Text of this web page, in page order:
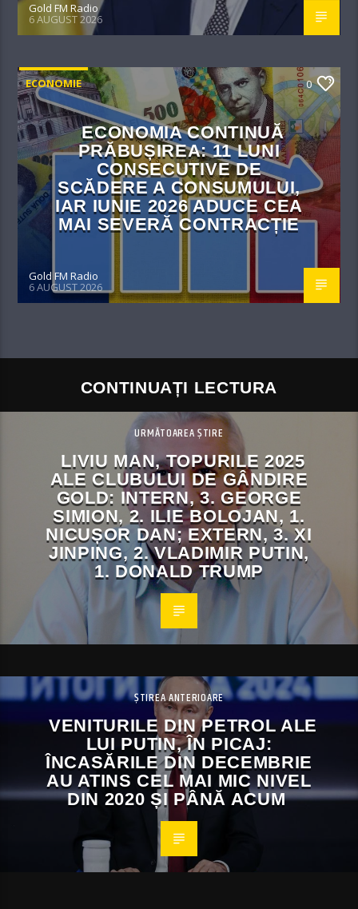
Gold FM Radio
6 AUGUST 2026
ECONOMIE 0
ECONOMIA CONTINUĂ
PRĂBUȘIREA: 11 LUNI
CONSECUTIVE DE
SCĂDERE A CONSUMULUI,
IAR IUNIE 2026 ADUCE CEA
MAI SEVERĂ CONTRACȚIE
Gold FM Radio
6 AUGUST 2026
CONTINUAȚI LECTURA
URMĂTOAREA ȘTIRE
LIVIU MAN, TOPURILE 2025
ALE CLUBULUI DE GÂNDIRE
GOLD: INTERN, 3. GEORGE
SIMION, 2. ILIE BOLOJAN, 1.
NICUȘOR DAN; EXTERN, 3. XI
JINPING, 2. VLADIMIR PUTIN,
1. DONALD TRUMP
ȘTIREA ANTERIOARE
VENITURILE DIN PETROL ALE
LUI PUTIN, ÎN PICAJ:
ÎNCASĂRILE DIN DECEMBRIE
AU ATINS CEL MAI MIC NIVEL
DIN 2020 ȘI PÂNĂ ACUM